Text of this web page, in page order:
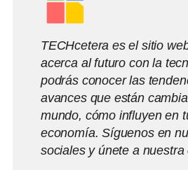
TECHcetera es el sitio
acerca al futuro con la
podrás conocer las
avances que están
mundo, cómo influyen en
economía. Síguenos en
sociales y únete a nuestra